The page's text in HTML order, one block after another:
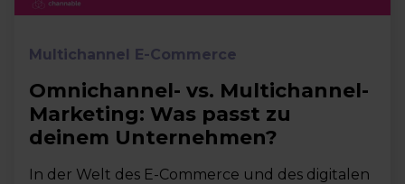
Multichannel E-Commerce
Omnichannel- vs. Multichannel-
Marketing: Was passt zu
deinem Unternehmen?
In der Welt des E-Commerce und des digitalen